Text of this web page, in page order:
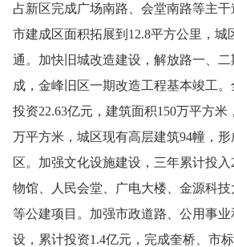
占新区完成广场南路、会堂南路等主
市建成区面积拓展到 12.8平方公里，城
通。加快旧城改造建设，解放路一、
成，金峰旧区一期改造工程基本竣工
投资22.63亿元，建筑面积150万平方米，
万平方米，城区现有高层建筑94幢，形
区。加强文化设施建设，三年累计投入
物馆、人民会堂、广电大楼、金源科
等公建项目。加强市政道路、公用事
设，累计投资1.4亿元，完成奎桥、市